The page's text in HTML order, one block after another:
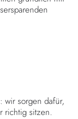
wir sorgen dafür,
richtig sitzen.